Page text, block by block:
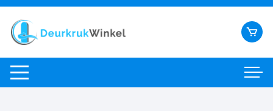
Ga
naar
inhoud